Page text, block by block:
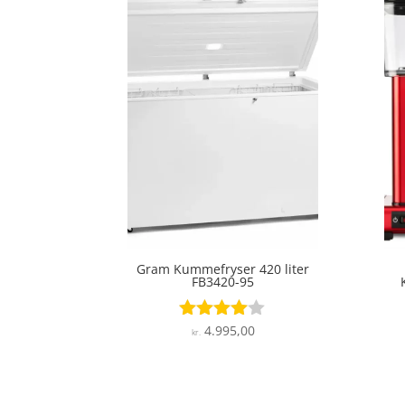
Gram Kummefryser 420 liter
FB3420-95
Vurderet
kr. 4.995,00